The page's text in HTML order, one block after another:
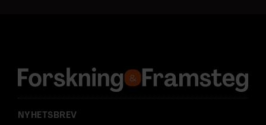
s
:
NYHETSBREV